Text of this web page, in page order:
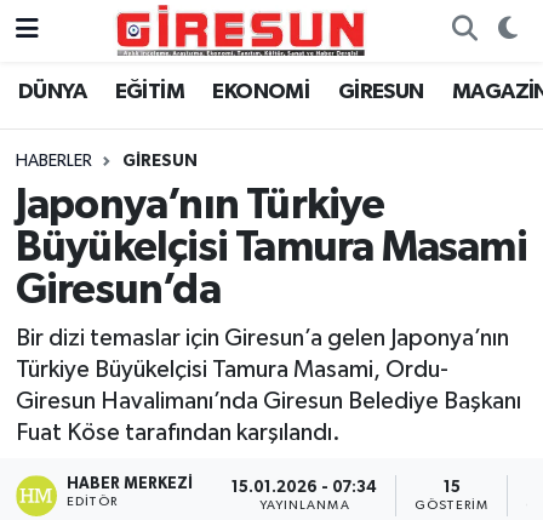
DÜNYA EĞİTİM EKONOMİ GİRESUN
HABERLER GİRESUN
Japonya’nın Türkiye
Büyükelçisi Tamura Masami
Giresun’da
Bir dizi temaslar için Giresun’a gelen Japonya’nın
Türkiye Büyükelçisi Tamura Masami, Ordu-
Giresun Havalimanı’nda Giresun Belediye Başkanı
Fuat Köse tarafından karşılandı.
HABER MERKEZI
EDITÖR
15.01.2026 - 07:34
YAYINLANMA
15
GÖSTERIM
Hava Durumu
Trafik Durumu
Süper Lig Puan Durumu ve Fikstür
Tüm Manşetler
Son Dakika Haberleri
Haber Arşivi